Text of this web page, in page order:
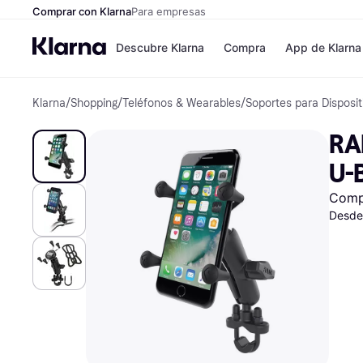
Comprar con KlarnaPara empresas
Descubre Klarna
Formas de
Paga ahora
Paga en 3 plazos
Paga en 30 días
Financiación
Klarna en Apple
Compra
Tiendas
Zalando
JD Sports
App de Klarna
Klarna/Shopping/Teléfonos & Wearables/Soportes para
U-